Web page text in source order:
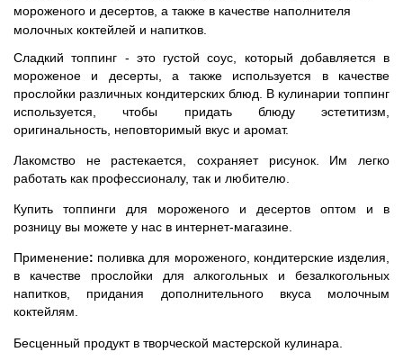
мороженого и десертов, а также в качестве наполнителя
молочных коктейлей и напитков.
Сладкий топпинг - это густой соус, который добавляется в
мороженое и десерты, а также используется в качестве
прослойки различных кондитерских блюд. В кулинарии топпинг
используется, чтобы придать блюду эстетитизм,
оригинальность, неповторимый вкус и аромат.
Лакомство не растекается, сохраняет рисунок. Им легко
работать как профессионалу, так и любителю.
Купить топпинги для мороженого и десертов оптом и в
розницу вы можете у нас в интернет-магазине.
Применение: поливка для мороженого, кондитерские изделия,
в качестве прослойки для алкогольных и безалкогольных
напитков, придания дополнительного вкуса молочным
коктейлям.
Бесценный продукт в творческой мастерской кулинара.